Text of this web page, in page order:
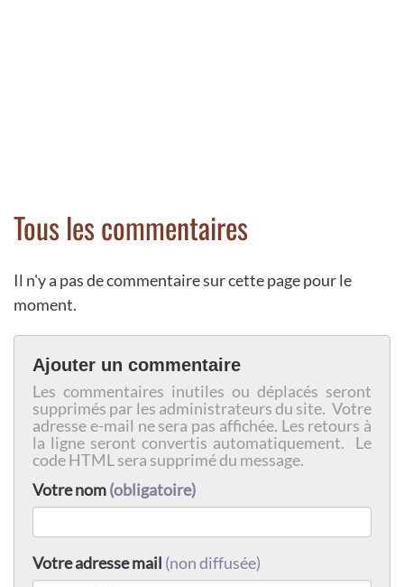
Tous les commentaires
Il n'y a pas de commentaire sur cette page pour le
moment.
Ajouter un commentaire
Les commentaires inutiles ou déplacés seront
supprimés par les administrateurs du site. Votre
adresse e-mail ne sera pas affichée. Les retours à
la ligne seront convertis automatiquement. Le
code HTML sera supprimé du message.
Votre nom(obligatoire)
Votre adresse mail (non diffusée)